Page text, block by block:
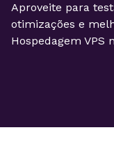
Aproveite para
otimizações e
Hospedagem VPS